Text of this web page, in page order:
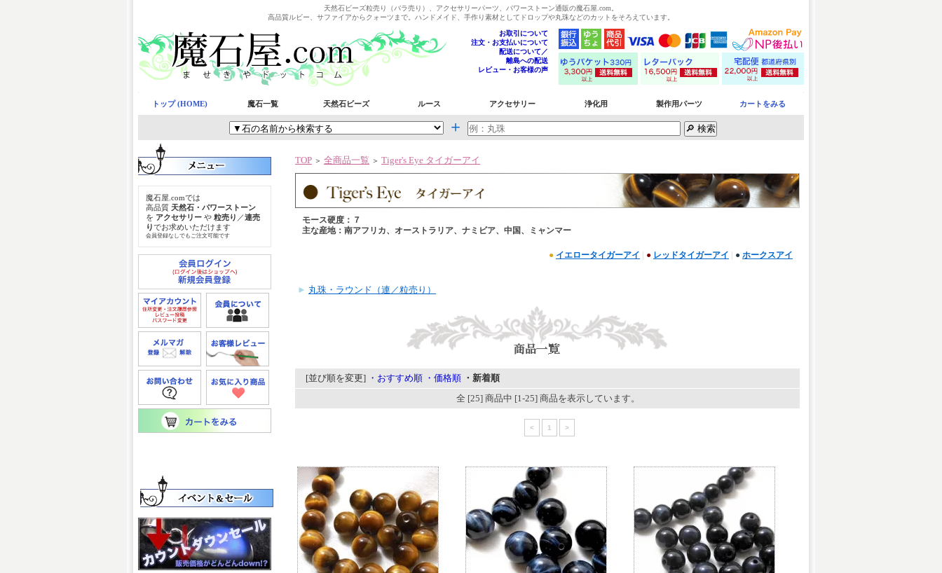
天然石ビーズ粒売り（バラ売り）、アクセサリーパーツ、パワーストーン通販の魔石屋.com。
高品質ルビー、サファイアからクォーツまで。ハンドメイド、手作り素材としてドロップや丸珠などのカットをそろえています。
お取引について
注文・お支払いについて
配送について／
離島への配送
レビュー・お客様の声
トップ (HOME) 魔石一覧 天然石ビーズ ルース アクセサリー 浄化用 製作用パーツ カートをみる
＋
魔石屋.comでは
高品質 天然石・パワーストーン
を アクセサリー や 粒売り ／連売
りでお求めいただけます
会員登録なしでもご注文可能です
TOP ＞ 全商品一覧 ＞ Tiger's Eye タイガーアイ
モース硬度：７
主な産地：南アフリカ、オーストラリア、ナミビア、中国、ミャンマー
● イエロータイガーアイ ● レッドタイガーアイ ● ホークスアイ
► 丸珠・ラウンド（連／粒売り）
[並び順を変更] ・おすすめ順 ・価格順 ・新着順
全 [25] 商品中 [1-25] 商品を表示しています。
< 1 >